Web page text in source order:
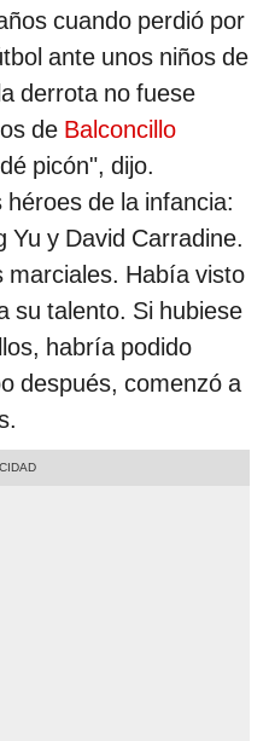
cuando perdió por
ante unos niños de
derrota no fuese
de Balconcillo
picón", dijo.
de la infancia:
Yu y David Carradine.
marciales. Había visto
su talento. Si hubiese
habría podido
después, comenzó a